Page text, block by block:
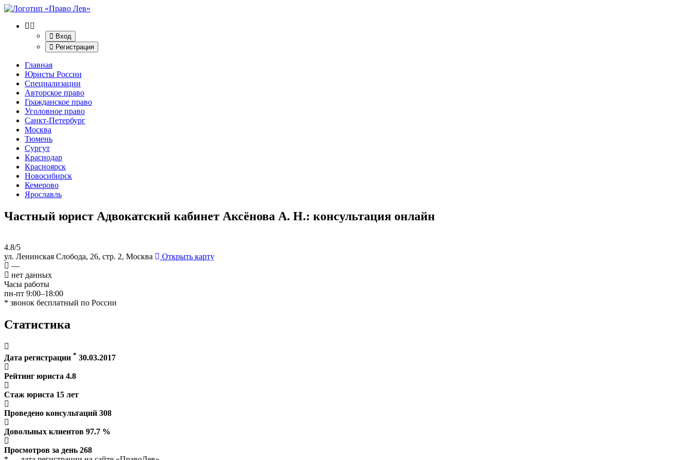
Вход
Регистрация
Главная
Юристы России
Специализации
Авторское право
Гражданское право
Уголовное право
Санкт-Петербург
Москва
Тюмень
Сургут
Краснодар
Красноярск
Новосибирск
Кемерово
Ярославль
Частный юрист Адвокатский кабинет Аксёнова А. Н.: консультация онлайн
4.8/5
ул. Ленинская Слобода, 26, стр. 2, Москва
Открыть карту
—
нет данных
Часы работы
пн-пт 9:00–18:00
* звонок бесплатный по России
Статистика
Дата регистрации * 30.03.2017
Рейтинг юриста 4.8
Стаж юриста 15 лет
Проведено консультаций 308
Довольных клиентов 97.7 %
Просмотров за день 268